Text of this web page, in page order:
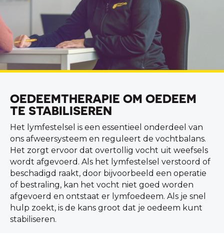
Over ons
Werken bij
Contact
Verwijzers
OEDEEMTHERAPIE OM OEDEEM
TE STABILISEREN
Het lymfestelsel is een essentieel onderdeel van
ons afweersysteem en reguleert de vochtbalans.
Het zorgt ervoor dat overtollig vocht uit weefsels
wordt afgevoerd. Als het lymfestelsel verstoord of
beschadigd raakt, door bijvoorbeeld een operatie
of bestraling, kan het vocht niet goed worden
afgevoerd en ontstaat er lymfoedeem. Als je snel
hulp zoekt, is de kans groot dat je oedeem kunt
stabiliseren.